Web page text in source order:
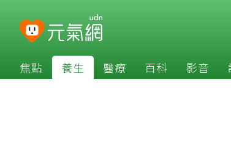
焦點 養生 醫療 百科 影音